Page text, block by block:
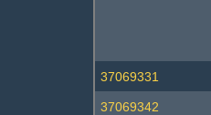
37069331
37069342